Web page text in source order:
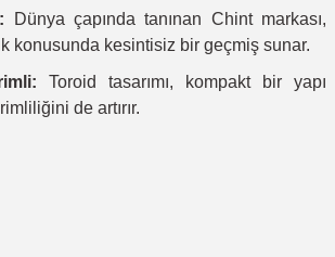
Dünya çapında tanınan Chint markası,
konusunda kesintisiz bir geçmiş sunar.
Toroid tasarımı, kompakt bir yapı
de artırır.